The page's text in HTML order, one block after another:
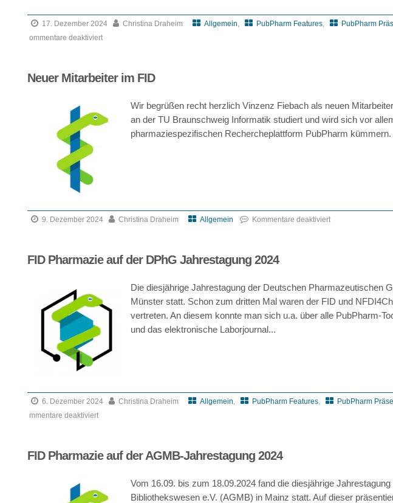
17. Dezember 2024 Christina Draheim Allgemein, PubPharm Features, PubPharm
ommentare deaktiviert
Weihnachten!
Neuer Mitarbeiter im FID
Wir begrüßen recht herzlich Vinzenz Fiebach als neuen
an der TU Braunschweig Informatik studiert und wird sich vor
pharmaziespezifischen Rechercheplattform PubPharm kümmern.
9. Dezember 2024 Christina Draheim Allgemein
Kommentare deaktiviert
FID
FID Pharmazie auf der DPhG Jahrestagung 2024
Die diesjährige Jahrestagung der Deutschen Pharmazeutischen
Münster statt. Schon zum dritten Mal waren der FID und
vertreten. An diesem konnte man sich u.a. über alle PubPharm-
und das elektronische Laborjournal...
6. Dezember 2024 Christina Draheim Allgemein, PubPharm Features, PubPharm
mmentare deaktiviert
Pharmazie
DPhG
FID Pharmazie auf der AGMB-Jahrestagung 2024
Vom 16.09. bis zum 18.09.2024 fand die diesjährige
Bibliothekswesen e.V. (AGMB) in Mainz statt. Auf dieser